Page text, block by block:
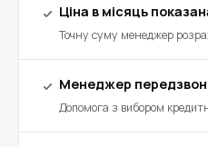
Ціна в місяць
Точну суму менеджер
Менеджер
Допомога з вибором